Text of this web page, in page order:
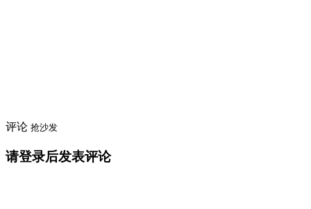
评论 抢沙发
请登录后发表评论